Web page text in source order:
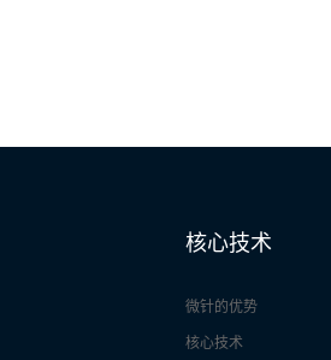
核心技术
微针的优势
核心技术